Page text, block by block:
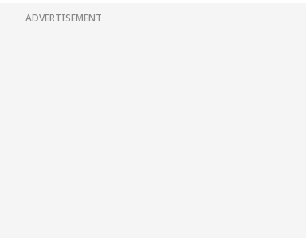
ADVERTISEMENT